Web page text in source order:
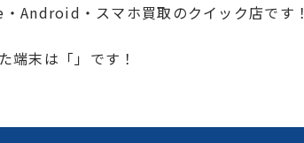
Android・スマホ買取のクイック店です！
端末は「」です！